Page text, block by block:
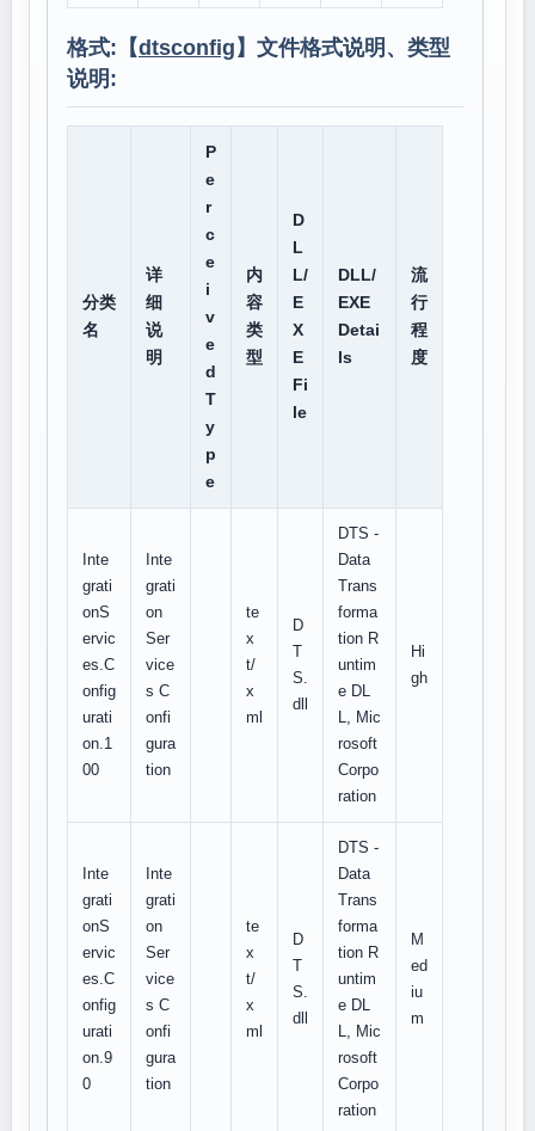
格式:【dtsconfig 】文件格式说明、类型
说明:
分类
名
详
细
说
明
P
e
r
c
e
i
v
e
d
T
y
p
e
内
容
类
型
D
L
L/
E
X
E
Fi
le
DLL/
EXE
Detai
ls
流
行
程
度
Inte
grati
onS
ervic
es.C
onfig
urati
on.1
00
Inte
grati
on
Ser
vice
s C
onfi
gura
tion
te
x
t/
x
ml
D
T
S.
dll
DTS -
Data
Trans
forma
tion R
untim
e DL
L, Mic
rosoft
Corpo
ration
Hi
gh
Inte
grati
onS
ervic
es.C
onfig
urati
on.9
0
Inte
grati
on
Ser
vice
s C
onfi
gura
tion
te
x
t/
x
ml
D
T
S.
dll
DTS -
Data
Trans
forma
tion R
untim
e DL
L, Mic
rosoft
Corpo
ration
M
ed
iu
m